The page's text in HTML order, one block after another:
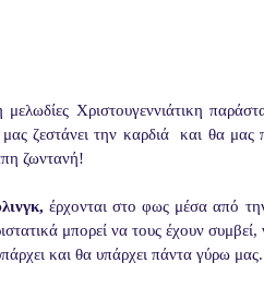
Χριστουγεννιάτικη
ζεστάνει την καρδιά
και θα μας
ζωντανή!
έρχονται στο φως μέσα από
μπορεί να τους έχουν
και θα υπάρχει πάντα γύρω μας.